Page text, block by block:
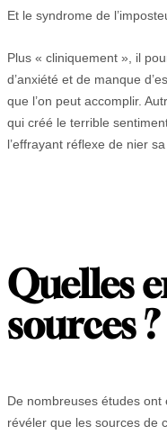
Et le syndrome de
Plus « cliniquement », il
d’anxiété et de manque
que l’on peut accomplir.
qui créé le terrible
l’effrayant réflexe de nier
Quelles
sources ?
De nombreuses études
révéler que les sources de